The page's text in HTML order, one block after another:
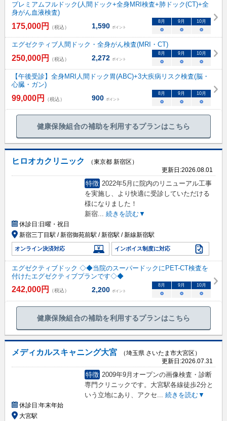
プレミアムフルドック(人間ドック+全身MRI検査+肺ドック(CT)+全
身がん血液検査)
175,000円 （税込） 1,590 ポイント
8月 9月 10月
○ ○ ○
エグゼクティブ人間ドック・全身がん検査(MRI・CT)
250,000円 （税込） 2,272 ポイント
8月 9月 10月
○ ○ ○
【午後受診】全身MRI人間ドック胃(ABC)+3大疾病リスク検査(脳・
心臓・ガン)
99,000円 （税込） 900 ポイント
8月 9月 10月
○ ○ ○
健康保険組合の補助を利用するプランはこちら
ヒロオカクリニック
（東京都 新宿区）
更新日:2026.08.01
特徴 2022年5月に院内のリニューアル工事
を実施し、より快適に受診していただける
様になりました！
新宿... 続きを読む▼
休診日:日曜・祝日
新宿三丁目駅 / 新宿御苑前駅 / 新宿駅 / 新線新宿駅
オンライン決済対応 インボイス制度に対応
エグゼクティブドック ◇◆当院のスーパードックにPET-CT検査を
付けたエグゼクティブプランです◇◆
242,000円 （税込） 2,200 ポイント
8 月 9 月 10月
○ ○ ○
健康保険組合の補助を利用するプランはこちら
メディカルスキャニング大宮
（埼玉県 さいたま市大宮区）
更新日:2026.07.31
特徴 2009年9月オープンの画像検査・診断
専門クリニックです。大宮駅各線徒歩2分と
いう立地にあり、アクセ... 続きを読む▼
休診日:年末年始
大宮駅